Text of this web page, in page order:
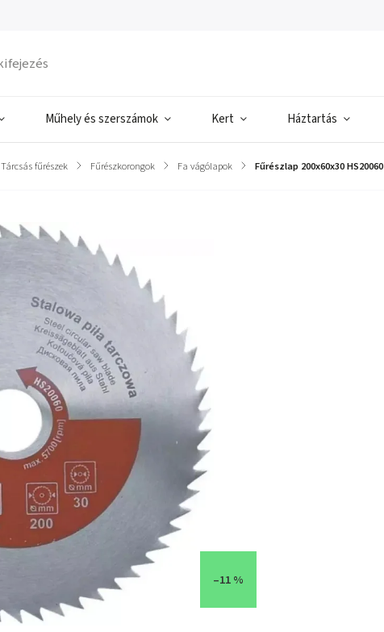
Műhely és szerszámok Kert Háztartás
Tárcsás fűrészek / Fűrészkorongok / Fa vágólapok / Fűrészlap 200x60x30 HS20060
–11 %